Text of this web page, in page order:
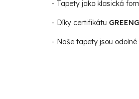
- Tapety jako klasická
- Díky certifikátu
- Naše tapety jsou